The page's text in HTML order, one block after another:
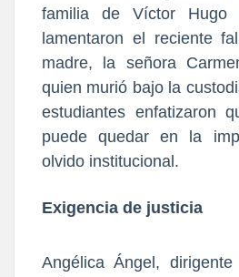
familia de Víctor Hugo
lamentaron el reciente
madre, la señora
quien murió bajo la
estudiantes enfatizaron
puede quedar en la
olvido institucional.
Exigencia de justicia
Angélica Ángel,